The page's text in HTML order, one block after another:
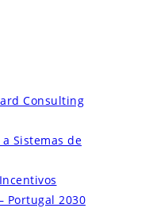
Consulting
Sistemas de
Portugal 2030